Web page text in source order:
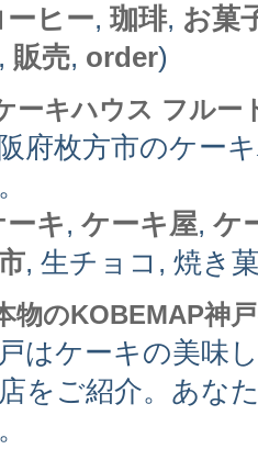
ーヒー, 珈琲, お菓
, 販売, order)
ーキハウス フルー
府枚方市のケー
ーキ, ケーキ屋, ケ
, 生チョコ, 焼き
物のKOBEMAP神
はケーキの美味
をご紹介。あな